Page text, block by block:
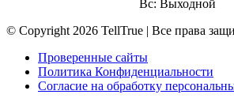
Вс: Выходной
© Copyright 2026 TellTrue | Все права
Проверенные сайты
Политика Конфиденциальности
Согласие на обработку